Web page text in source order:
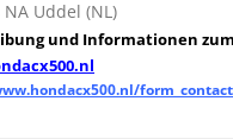
Uddel (NL)
und Informationen